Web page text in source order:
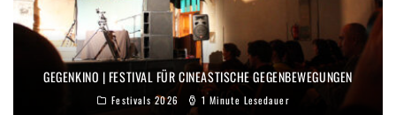
GEGENKINO | FESTIVAL FÜR CINEASTISCHE GEGENBEWEGUNGEN
Festivals 2026 1 Minute Lesedauer